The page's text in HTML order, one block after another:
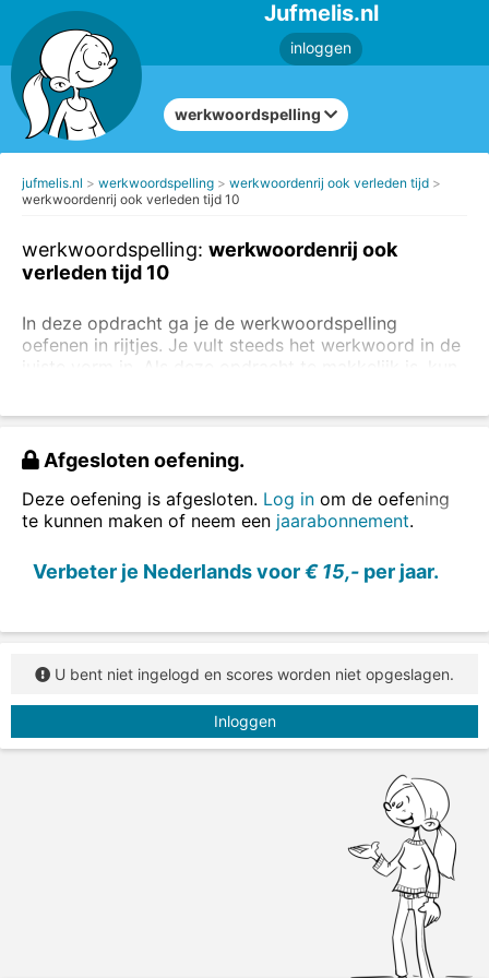
Jufmelis.nl
inloggen
werkwoordspelling
jufmelis.nl werkwoordspelling
werkwoordenrij ook verleden tijd
werkwoordenrij ook verleden tijd 10
werkwoordspelling: werkwoordenrij ook
verleden tijd 10
In deze opdracht ga je de werkwoordspelling
oefenen in rijtjes. Je vult steeds het werkwoord in de
werkwoordspelling in de verleden tijd maken. Lees
tegenwoordige tijd.
Zet alle werkwoorden in de tegenwoordige tijd en in
de verleden tijd.
Afgesloten oefening.
Deze oefening is afgesloten. Log in om de oefening
te kunnen maken of neem een jaarabonnement.
Verbeter je Nederlands voor€ 15,- per jaar.
U bent niet ingelogd en scores worden niet opgeslagen.
Inloggen